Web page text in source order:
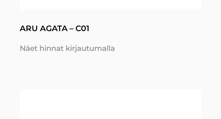
ARU AGATA – C01
Näet hinnat kirjautumalla